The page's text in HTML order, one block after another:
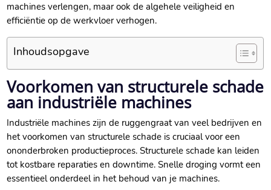
machines verlengen, maar ook de algehele veiligheid en
efficiëntie op de werkvloer verhogen.​
Inhoudsopgave
Voorkomen van structurele schade
aan industriële machines
Industriële machines zijn de ruggengraat van veel bedrijven en
het voorkomen van structurele schade is cruciaal voor een
ononderbroken productieproces.​ Structurele schade kan leiden
tot kostbare reparaties en downtime.​ Snelle droging vormt een
essentieel onderdeel in het behoud van je machines.​